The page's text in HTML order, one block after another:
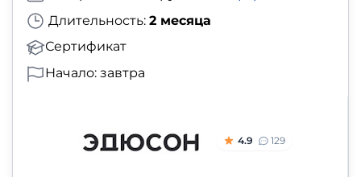
Длительность: 2 месяца
Сертификат
Начало: завтра
4.9 129